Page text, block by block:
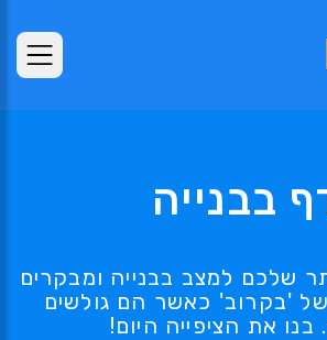
בבנייה
שלכם למצב בבנייה ומבקרים
'בקרוב' כאשר הם גולשים
את הציפייה היום!